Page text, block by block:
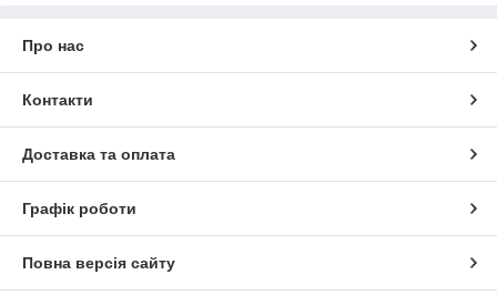
Про нас
Контакти
Доставка та оплата
Графік роботи
Повна версія сайту